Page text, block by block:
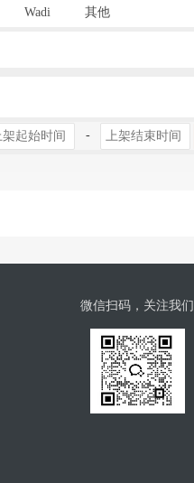
Wadi 其他
-
微信扫码，关注我们